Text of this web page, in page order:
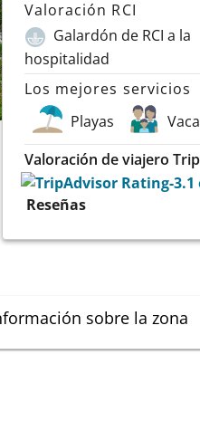
Valoración RCI
Galardón de RCI a la
hospitalidad
Los mejores servicios
Playas
Valoración de viajero
Reseñas
sobre la zona